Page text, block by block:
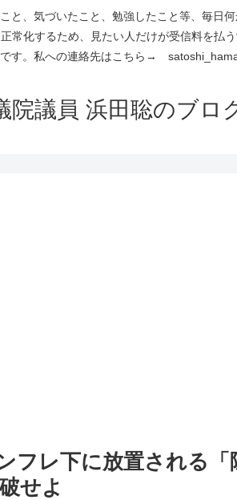
、気づいたこと、勉強したこと等、毎日
常化するため、見たい人だけが受信料を払
です。私への連絡先はこちら→
院議員 浜田聡のブロ
フレ下に放置される「
せよ